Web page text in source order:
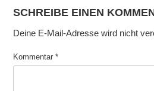
SCHREIBE EINEN
Deine E-Mail-Adresse wird nicht
Kommentar *